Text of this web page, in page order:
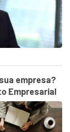
empresa?
Empresarial